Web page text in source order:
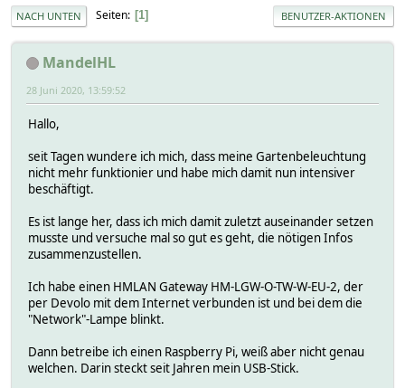
NACH UNTEN Seiten 1 BENUTZER-AKTIONEN
MandelHL
28 Juni 2020, 13:59:52
Hallo,
seit Tagen wundere ich mich, dass meine Gartenbeleuchtung
nicht mehr funktionier und habe mich damit nun intensiver
beschäftigt.
Es ist lange her, dass ich mich damit zuletzt auseinander setzen
musste und versuche mal so gut es geht, die nötigen Infos
zusammenzustellen.
Ich habe einen HMLAN Gateway HM-LGW-O-TW-W-EU-2, der
per Devolo mit dem Internet verbunden ist und bei dem die
"Network"-Lampe blinkt.
Dann betreibe ich einen Raspberry Pi, weiß aber nicht genau
welchen. Darin steckt seit Jahren mein USB-Stick.